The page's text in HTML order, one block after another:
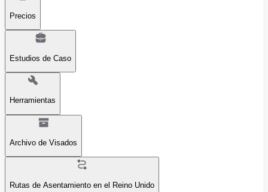
Precios
Estudios de Caso
Herramientas
Archivo de Visados
Rutas de Asentamiento en el Reino Unido